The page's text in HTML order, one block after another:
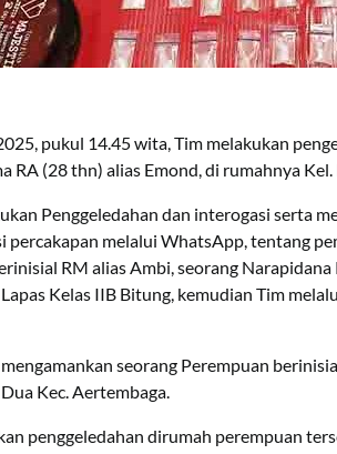
pukul 14.45 wita, Tim melakukan
RA (28 thn) alias Emond, di rumahnya
Penggeledahan dan interogasi serta
percakapan melalui WhatsApp, tentang
RM alias Ambi, seorang
Kelas IIB Bitung, kemudian Tim
seorang Perempuan
Kec. Aertembaga.
penggeledahan dirumah perempuan